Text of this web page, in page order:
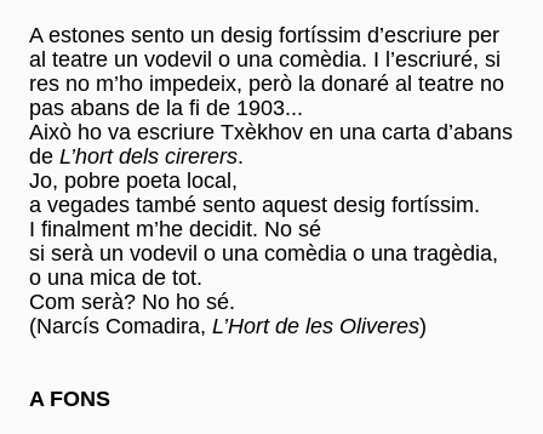
A estones sento un desig fortíssim d’escriure per
al teatre un vodevil o una comèdia. I l’escriuré, si
res no m’ho impedeix, però la donaré al teatre no
pas abans de la fi de 1903...
Això ho va escriure Txèkhov en una carta d’abans
de L’hort dels cirerers.
Jo, pobre poeta local,
a vegades també sento aquest desig fortíssim.
I finalment m’he decidit. No sé
si serà un vodevil o una comèdia o una tragèdia,
o una mica de tot.
Com serà? No ho sé.
(Narcís Comadira, L’Hort de les Oliveres)
A FONS